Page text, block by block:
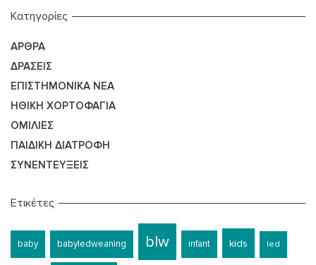
Kατηγορίες
ΆΡΘΡΑ
ΔΡΆΣΕΙΣ
ΕΠΙΣΤΗΜΟΝΙΚΆ ΝΈΑ
ΗΘΙΚΉ ΧΟΡΤΟΦΑΓΊΑ
ΟΜΙΛΊΕΣ
ΠΑΙΔΙΚΉ ΔΙΑΤΡΟΦΉ
ΣΥΝΕΝΤΕΎΞΕΙΣ
Ετικέτες
baby babyledweaning blw infant kids led